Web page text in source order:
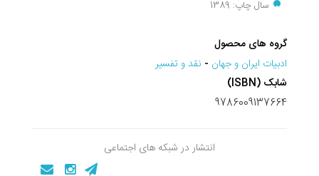
سال چاپ: 1389
گروه های محصول
ادبيات ايران و جهان - نقد و تفسير
شابک (ISBN)
9786009137664
انتشار در شبکه های اجتماعی